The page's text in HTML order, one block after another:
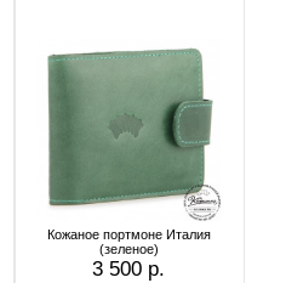
Кожаное портмоне Италия
(зеленое)
3 500 р.